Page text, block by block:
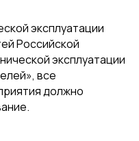
эксплуатации
Российской
эксплуатации
все
должно